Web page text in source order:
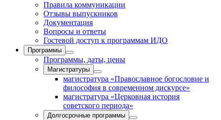
Правила коммуникации
Отзывы выпускников
Документация
Вопросы и ответы
Гостевой доступ к программам ИДО
Программы
Программы, даты, цены
Магистратуры
магистратура «Православное богословие и
философия в современном дискурсе»
магистратура «Церковная история
советского периода»
Долгосрочные программы